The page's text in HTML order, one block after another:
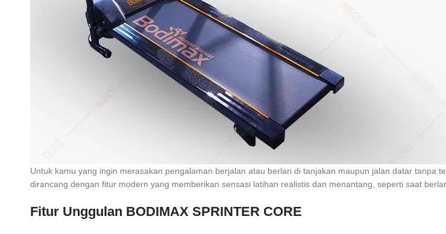
Untuk kamu yang ingin merasakan pengalaman berjalan atau berlari di tanjakan maupun jalan datar tanpa
dirancang dengan fitur modern yang memberikan sensasi latihan realistis dan menantang, seperti saat
Fitur Unggulan BODIMAX SPRINTER CORE